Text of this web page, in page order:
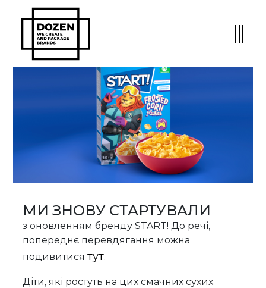
МИ ЗНОВУ СТАРТУВАЛИ
з оновленням бренду START! До речі,
попереднє перевдягання можна
подивитисятут.
Діти, які ростуть на цих смачних сухих